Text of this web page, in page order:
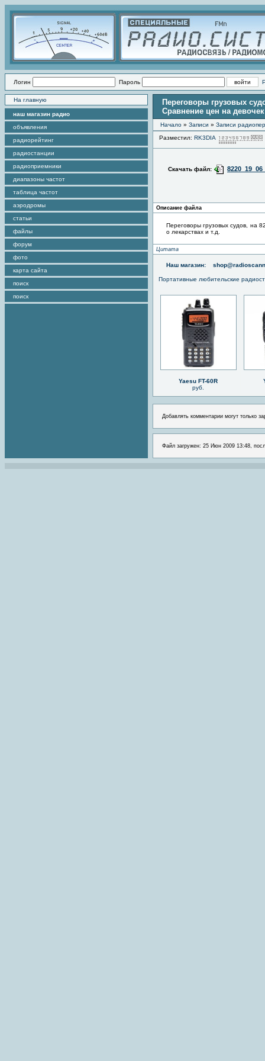
Логин Пароль
На главную
наш магазин радио
объявления
радиорейтинг
радиостанции
радиоприемники
диапазоны частот
таблица частот
аэродромы
статьи
файлы
форум
фото
карта сайта
поиск
поиск
Переговоры грузовых
Сравнение цен на
Начало » Записи » Записи
Разместил: RK3DIA
Скачать файл:
Описание файла
Переговоры грузовых судов, на
о лекарствах и т.д.
Цитата
Наш магазин:
Портативные любительские
Yaesu FT-60R
руб.
Добавлять комментарии могут только
Файл загружен: 25 Июн 2009 13:48,